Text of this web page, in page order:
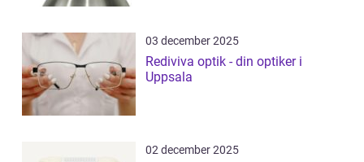
03 december 2025
Rediviva optik - din optiker i
Uppsala
02 december 2025